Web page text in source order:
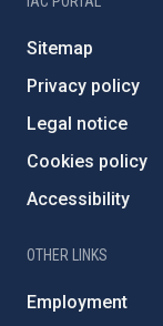
Sitemap
Privacy policy
Legal notice
Cookies policy
Accessibility
OTHER LINKS
Employment